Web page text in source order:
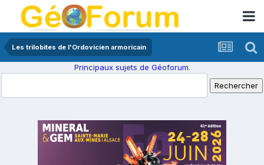
Les trilobites de l'Ordovicien armoricain
Principaux sujets de Géoforum.